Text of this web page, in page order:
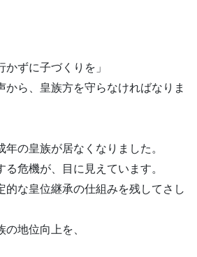
かずに子づくりを」
から、皇族方を守らなければなりま
の皇族が居なくなりました。
危機が、目に見えています。
的な皇位継承の仕組みを残してさし
地位向上を、